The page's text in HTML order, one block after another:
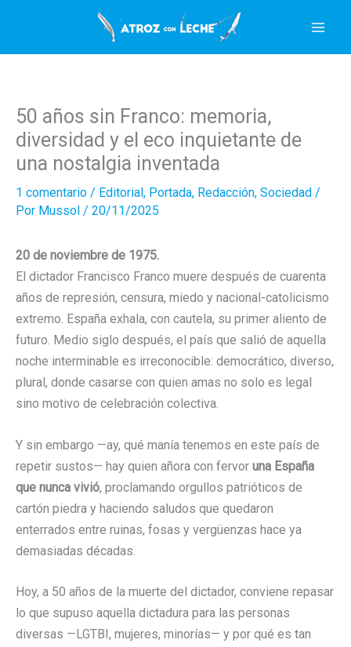
contenido
50 años sin Franco: memoria,
diversidad y el eco inquietante de
una nostalgia inventada
1 comentario / Editorial, Portada, Redacción, Sociedad /
Por Mussol / 20/11/2025
20 de noviembre de 1975.
El dictador Francisco Franco muere después de cuarenta
años de represión, censura, miedo y nacional-catolicismo
extremo. España exhala, con cautela, su primer aliento de
futuro. Medio siglo después, el país que salió de aquella
noche interminable es irreconocible: democrático, diverso,
plural, donde casarse con quien amas no solo es legal
sino motivo de celebración colectiva.
Y sin embargo —ay, qué manía tenemos en este país de
repetir sustos— hay quien añora con fervor una España
que nunca vivió, proclamando orgullos patrióticos de
cartón piedra y haciendo saludos que quedaron
enterrados entre ruinas, fosas y vergüenzas hace ya
demasiadas décadas.
Hoy, a 50 años de la muerte del dictador, conviene repasar
lo que supuso aquella dictadura para las personas
diversas —LGTBI, mujeres, minorías— y por qué es tan